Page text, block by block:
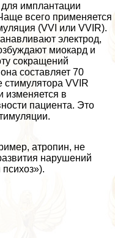
имплантации
всего применяется
(VVI или VVIR).
электрод,
миокард и
сокращений
составляет 70
стимулятора VVIR
изменяется в
пациента. Это
атропин, не
нарушений